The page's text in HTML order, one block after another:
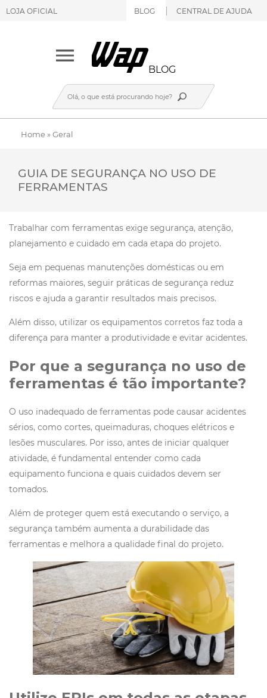
LOJA OFICIAL BLOG CENTRAL DE AJUDA
BLOG
Home»Geral
GUIA DE SEGURANÇA NO USO DE
FERRAMENTAS
Trabalhar com ferramentas exige segurança, atenção,
planejamento e cuidado em cada etapa do projeto.
Seja em pequenas manutenções domésticas ou em
reformas maiores, seguir práticas de segurança reduz
riscos e ajuda a garantir resultados mais precisos.
Além disso, utilizar os equipamentos corretos faz toda a
diferença para manter a produtividade e evitar acidentes.
Por que a segurança no uso de
ferramentas é tão importante?
O uso inadequado de ferramentas pode causar acidentes
sérios, como cortes, queimaduras, choques elétricos e
lesões musculares. Por isso, antes de iniciar qualquer
atividade, é fundamental entender como cada
equipamento funciona e quais cuidados devem ser
tomados.
Além de proteger quem está executando o serviço, a
segurança também aumenta a durabilidade das
ferramentas e melhora a qualidade final do projeto.